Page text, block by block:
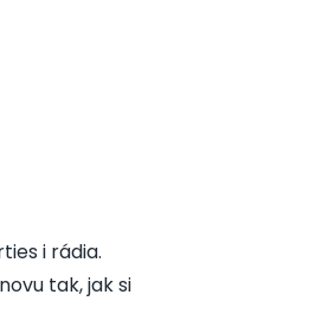
i rádia.
tak, jak si